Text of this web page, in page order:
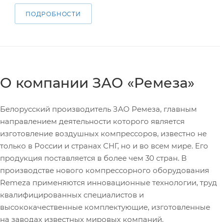
ПОДРОБНОСТИ
О компании ЗАО «Ремеза»
Белорусский производитель ЗАО Ремеза, главным
направлением деятельности которого является
изготовление воздушных компрессоров, известно не
только в России и странах СНГ, но и во всем мире. Его
продукция поставляется в более чем 30 стран. В
производстве нового компрессорного оборудования
Remeza применяются инновационные технологии, труд
квалифицированных специалистов и
высококачественные комплектующие, изготовленные
на заводах известных мировых компаний.